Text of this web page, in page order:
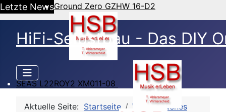
Letzte NewsGround Zero GZHW 16-D2
SEAS L22ROY2 XM011-08
HiFi-Selbstbau - Das DIY
Aktuelle Seite: Startseite
Verschiedenes